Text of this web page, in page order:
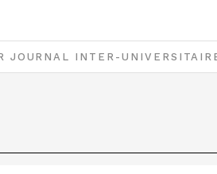
JOURNAL INTER-